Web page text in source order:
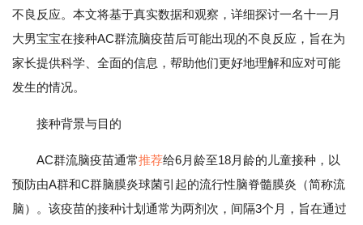
不良反应。本文将基于真实数据和观察，详细探讨一名十一月
大男宝宝在接种AC群流脑疫苗后可能出现的不良反应，旨在为
家长提供科学、全面的信息，帮助他们更好地理解和应对可能
发生的情况。
接种背景与目的
AC群流脑疫苗通常推荐给6月龄至18月龄的儿童接种，以
预防由A群和C群脑膜炎球菌引起的流行性脑脊髓膜炎（简称流
脑）。该疫苗的接种计划通常为两剂次，间隔3个月，旨在通过